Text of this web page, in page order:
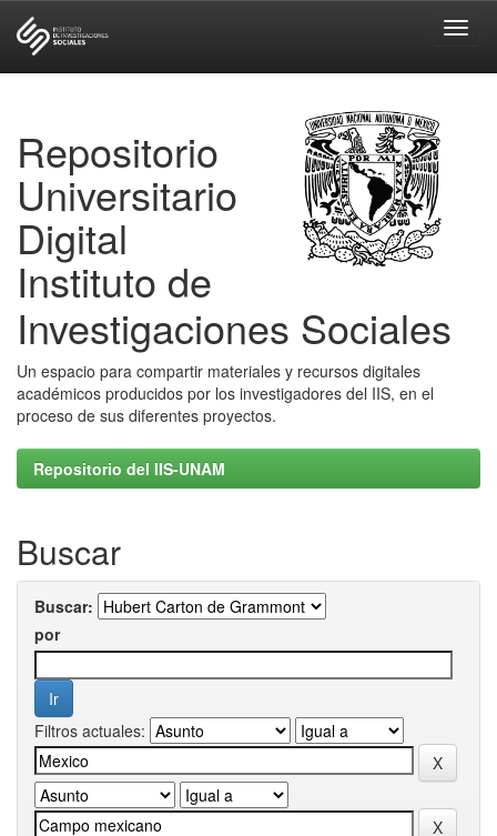
Repositorio
Universitario
Digital
Instituto de
Investigaciones Sociales
Un espacio para compartir materiales y recursos digitales
académicos producidos por los investigadores del IIS, en el
proceso de sus diferentes proyectos.
Repositorio del IIS-UNAM
Buscar
Buscar:
por
Filtros actuales: